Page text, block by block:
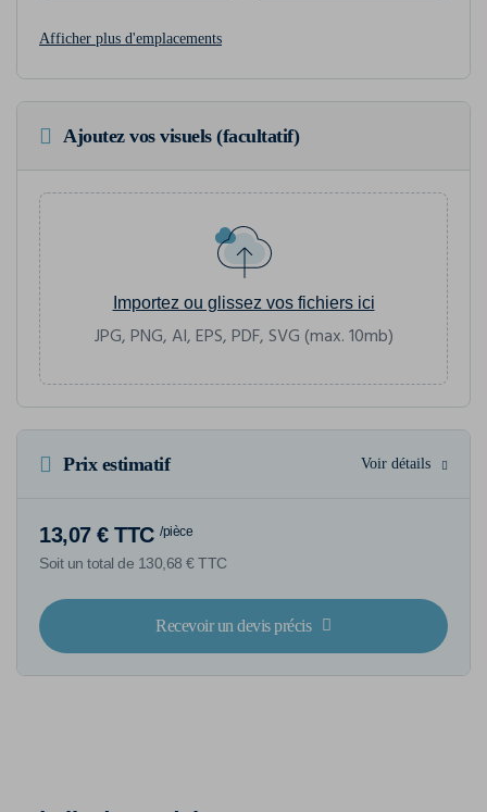
Afficher plus d'emplacements
Ajoutez vos visuels (facultatif)
Importez ou glissez vos fichiers ici
JPG, PNG, AI, EPS, PDF, SVG (max. 10mb)
Prix estimatif Voir détails
13,07 € TTC /pièce
Soit un total de 130,68 € TTC
Recevoir un devis précis